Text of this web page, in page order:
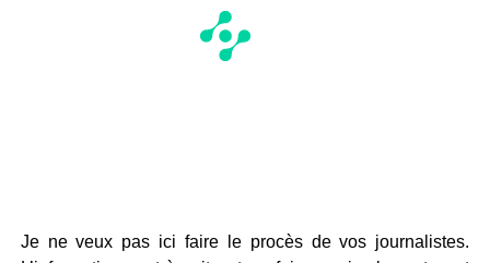
Je ne veux pas ici faire le procès de vos journalistes.